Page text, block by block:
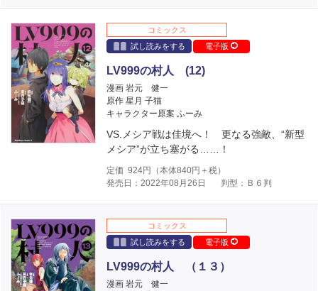
コミックス
試し読みをする
電子版
LV999の村人 (12)
漫画 岩元 健一
原作 星月 子猫
キャラクター原案 ふーみ
VS.メシア戦は佳境へ！ 更なる強敵、“新型
メシア”が立ち塞がる……！
定価 924円（本体840円＋税）
発売日：2022年08月26日
判型：Ｂ６判
コミックス
試し読みをする
電子版
LV999の村人 （１３）
漫画 岩元 健一